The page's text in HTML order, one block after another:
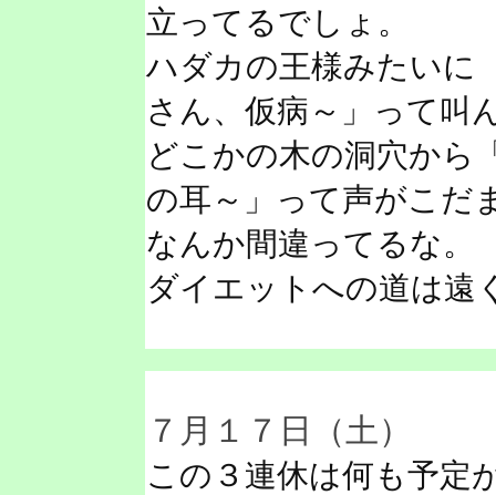
立ってるでしょ。
ハダカの王様みたい
さん、仮病～」って叫
どこかの木の洞穴から
の耳～」って声がこだ
なんか間違ってるな。
ダイエットへの道は遠
７月１７日（土）
この３連休は何も予